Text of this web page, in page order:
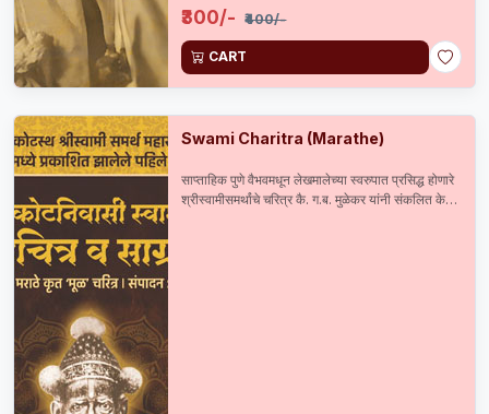
₹300/- ₹400/-
CART
Swami Charitra (Marathe)
साप्ताहिक पुणे वैभवमधून लेखमालेच्या स्वरुपात प्रसिद्ध होणारे
श्रीस्वामीसमर्थांचे चरित्र कै. ग.ब. मुळेकर यांनी संकलित केले